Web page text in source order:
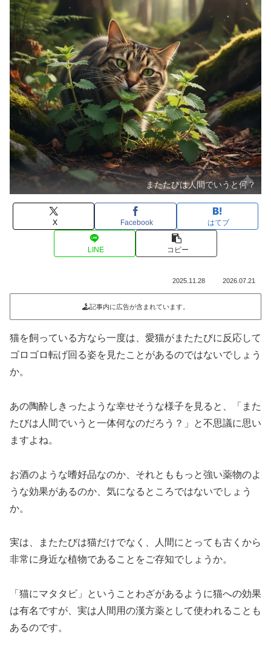
またたびは人間でいうと何？
X Facebook はてブ
LINE コピー
2025.11.28 2026.07.21
記事内に広告が含まれています。
猫を飼っている方なら一度は、愛猫がまたたびに反応して
ゴロゴロ転げ回る姿を見たことがあるのではないでしょう
か。
あの陶酔しきったような幸せそうな様子を見ると、「また
たびは人間でいうと一体何なのだろう？」と不思議に思い
ますよね。
お酒のような嗜好品なのか、それとももっと強い薬物のよ
うな効果があるのか、気になるところではないでしょう
か。
実は、またたびは猫だけでなく、人間にとっても古くから
非常に身近な植物であることをご存知でしょうか。
「猫にマタタビ」ということわざがあるように猫への効果
は有名ですが、実は人間用の漢方薬として使われることも
あるのです。